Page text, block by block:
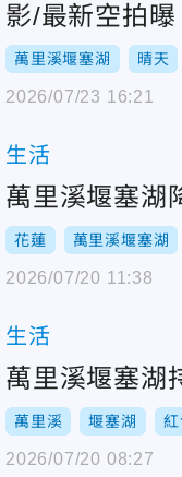
影/最新空拍
萬里溪堰塞湖 晴天
2026/07/23 16:21
生活
萬里溪堰塞湖
花蓮 萬里溪堰塞湖
2026/07/20 11:38
生活
萬里溪堰塞湖
萬里溪 堰塞湖
2026/07/20 08:27